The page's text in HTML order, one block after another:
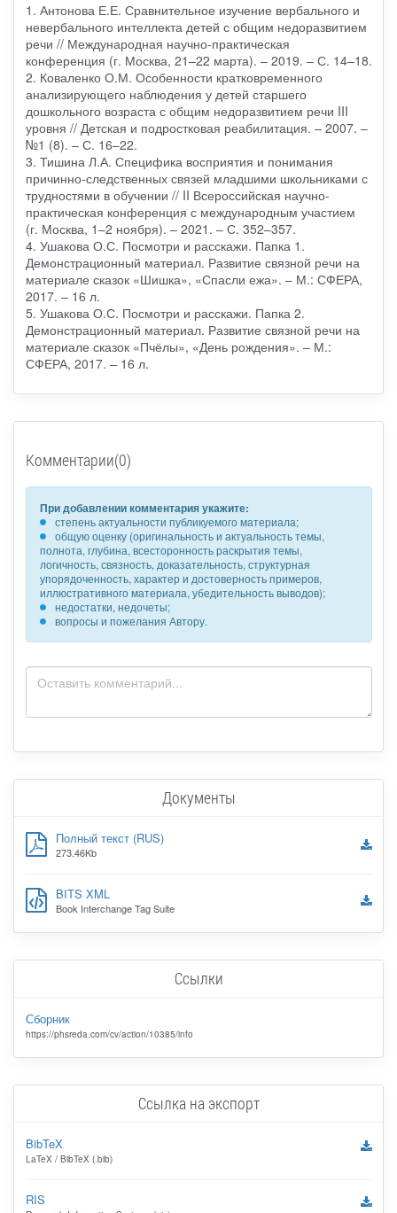
1. Антонова Е.Е. Сравнительное изучение вербального и
невербального интеллекта детей с общим недоразвитием
речи // Международная научно-практическая
конференция (г. Москва, 21–22 марта). – 2019. – С. 14–18.
2. Коваленко О.М. Особенности кратковременного
анализирующего наблюдения у детей старшего
дошкольного возраста с общим недоразвитием речи III
уровня // Детская и подростковая реабилитация. – 2007. –
№1 (8). – С. 16–22.
3. Тишина Л.А. Специфика восприятия и понимания
причинно-следственных связей младшими школьниками с
трудностями в обучении // II Всероссийская научно-
практическая конференция с международным участием
(г. Москва, 1–2 ноября). – 2021. – С. 352–357.
4. Ушакова О.С. Посмотри и расскажи. Папка 1.
Демонстрационный материал. Развитие связной речи на
материале сказок «Шишка», «Спасли ежа». – М.: СФЕРА,
2017. – 16 л.
5. Ушакова О.С. Посмотри и расскажи. Папка 2.
Демонстрационный материал. Развитие связной речи на
материале сказок «Пчёлы», «День рождения». – М.:
СФЕРА, 2017. – 16 л.
Комментарии(0)
При добавлении комментария укажите:
степень актуальности публикуемого материала;
общую оценку (оригинальность и актуальность темы,
полнота, глубина, всесторонность раскрытия темы,
логичность, связность, доказательность, структурная
упорядоченность, характер и достоверность примеров,
иллюстративного материала, убедительность выводов);
недостатки, недочеты;
вопросы и пожелания Автору.
Документы
Полный текст (RUS)
273.46Kb
BITS XML
Book Interchange Tag Suite
Ссылки
Сборник
https://phsreda.com/cv/action/10385/info
Ссылка на экспорт
BibTeX
LaTeX / BibTeX (.bib)
RIS